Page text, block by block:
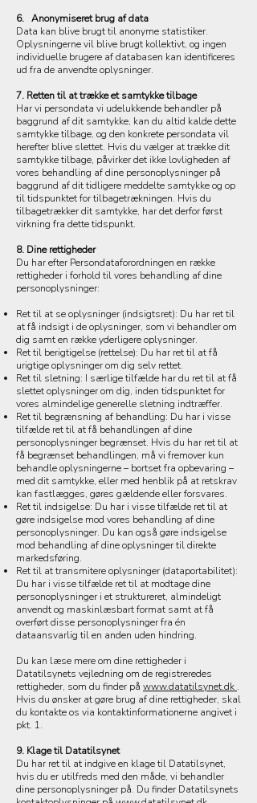
6. Anonymiseret brug af data
Data kan blive brugt til anonyme statistiker.
Oplysningerne vil blive brugt kollektivt, og ingen
individuelle brugere af databasen kan identificeres
ud fra de anvendte oplysninger.
7. Retten til at trække et samtykke tilbage
Har vi persondata vi udelukkende behandler på
baggrund af dit samtykke, kan du altid kalde dette
samtykke tilbage, og den konkrete persondata vil
herefter blive slettet. Hvis du vælger at trække dit
samtykke tilbage, påvirker det ikke lovligheden af
vores behandling af dine personoplysninger på
baggrund af dit tidligere meddelte samtykke og op
til tidspunktet for tilbagetrækningen. Hvis du
tilbagetrækker dit samtykke, har det derfor først
virkning fra dette tidspunkt.
8. Dine rettigheder
Du har efter Persondataforordningen en række
rettigheder i forhold til vores behandling af dine
personoplysninger:
Ret til at se oplysninger (indsigtsret): Du har ret til
at få indsigt i de oplysninger, som vi behandler om
dig samt en række yderligere oplysninger.
Ret til berigtigelse (rettelse): Du har ret til at få
urigtige oplysninger om dig selv rettet.
Ret til sletning: I særlige tilfælde har du ret til at få
slettet oplysninger om dig, inden tidspunktet for
vores almindelige generelle sletning indtræffer.
Ret til begrænsning af behandling: Du har i visse
tilfælde ret til at få behandlingen af dine
personoplysninger begrænset. Hvis du har ret til at
få begrænset behandlingen, må vi fremover kun
behandle oplysningerne – bortset fra opbevaring –
med dit samtykke, eller med henblik på at retskrav
kan fastlægges, gøres gældende eller forsvares.
Ret til indsigelse: Du har i visse tilfælde ret til at
gøre indsigelse mod vores behandling af dine
personoplysninger. Du kan også gøre indsigelse
mod behandling af dine oplysninger til direkte
markedsføring.
Ret til at transmitere oplysninger (dataportabilitet):
Du har i visse tilfælde ret til at modtage dine
personoplysninger i et struktureret, almindeligt
anvendt og maskinlæsbart format samt at få
overført disse personoplysninger fra én
dataansvarlig til en anden uden hindring.
Du kan læse mere om dine rettigheder i
Datatilsynets vejledning om de registreredes
rettigheder, som du finder på www.datatilsynet.dk .
Hvis du ønsker at gøre brug af dine rettigheder, skal
du kontakte os via kontaktinformationerne angivet i
pkt. 1.
9. Klage til Datatilsynet
Du har ret til at indgive en klage til Datatilsynet,
hvis du er utilfreds med den måde, vi behandler
dine personoplysninger på. Du finder Datatilsynets